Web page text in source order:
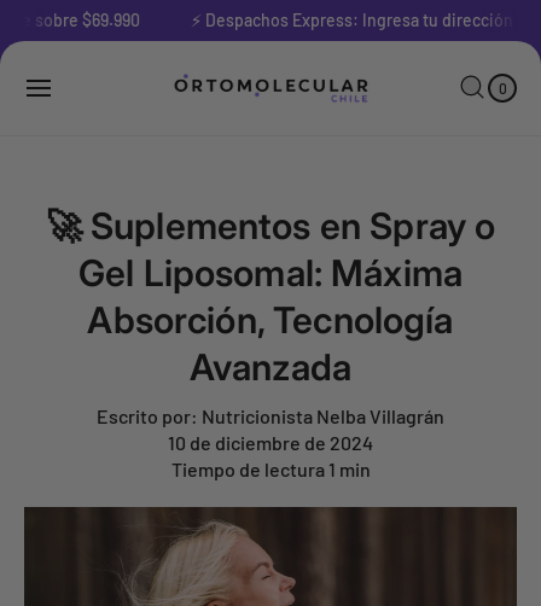
n
t
sobre $69.990 ⚡ Despachos Express: Ingresa tu dirección
C
R
R
0
0
M
E
N
🚀 Suplementos en Spray o
Gel Liposomal: Máxima
Absorción, Tecnología
Avanzada
Escrito por: Nutricionista Nelba Villagrán
10 de diciembre de 2024
Tiempo de lectura 1 min